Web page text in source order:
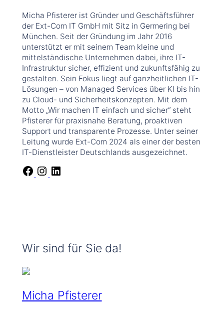
Micha Pfisterer ist Gründer und Geschäftsführer
der Ext-Com IT GmbH mit Sitz in Germering bei
München. Seit der Gründung im Jahr 2016
unterstützt er mit seinem Team kleine und
mittelständische Unternehmen dabei, ihre IT-
Infrastruktur sicher, effizient und zukunftsfähig zu
gestalten. Sein Fokus liegt auf ganzheitlichen IT-
Lösungen – von Managed Services über KI bis hin
zu Cloud- und Sicherheitskonzepten. Mit dem
Motto „Wir machen IT einfach und sicher“ steht
Pfisterer für praxisnahe Beratung, proaktiven
Support und transparente Prozesse. Unter seiner
Leitung wurde Ext-Com 2024 als einer der besten
IT-Dienstleister Deutschlands ausgezeichnet.
F
a
k
n
a
m
n
Wir sind für Sie da!
Micha Pfisterer